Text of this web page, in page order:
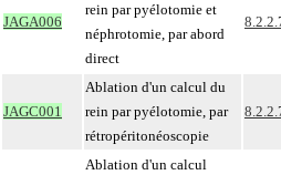
JAGA006
rein par pyélotomie et
néphrotomie, par abord
direct
JAGC001
Ablation d'un calcul du
rein par pyélotomie, par
rétropéritonéoscopie
Ablation d'un calcul